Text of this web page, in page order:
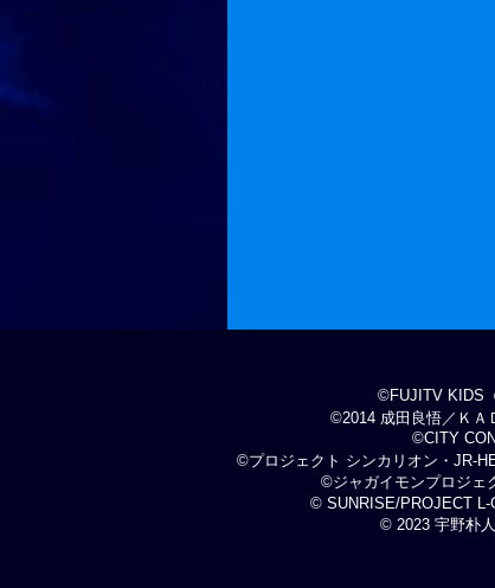
©FUJITV KIDS
©2014 成田良悟／ＫＡ
©CITY
©プロジェクト シンカリオン・JR-
©ジャガイモンプロジェ
© SUNRISE/PROJECT L-
© 2023 宇野朴